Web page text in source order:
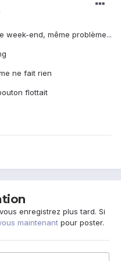
week-end, même problème...
ne fait rien
flottait
enregistrez plus tard. Si
maintenant pour poster.